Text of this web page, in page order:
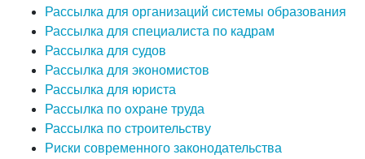
Рассылка для организаций системы образования
Рассылка для специалиста по кадрам
Рассылка для судов
Рассылка для экономистов
Рассылка для юриста
Рассылка по охране труда
Рассылка по строительству
Риски современного законодательства